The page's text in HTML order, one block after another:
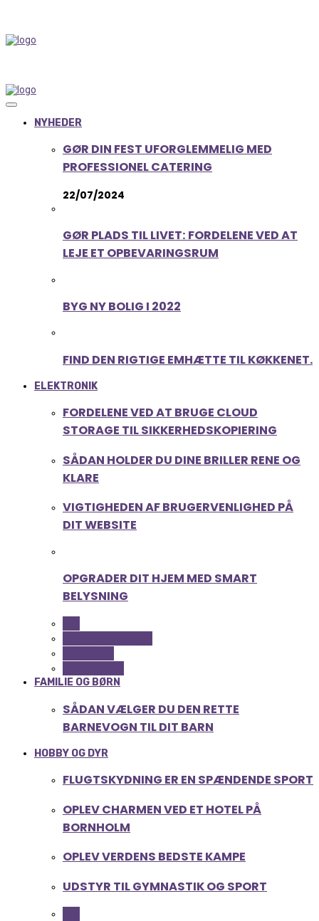
NYHEDER
GØR DIN FEST UFORGLEMMELIG MED
PROFESSIONEL CATERING
22/07/2024
GØR PLADS TIL LIVET: FORDELENE VED AT
LEJE ET OPBEVARINGSRUM
BYG NY BOLIG I 2022
FIND DEN RIGTIGE EMHÆTTE TIL KØKKENET.
ELEKTRONIK
FORDELENE VED AT BRUGE CLOUD
STORAGE TIL SIKKERHEDSKOPIERING
SÅDAN HOLDER DU DINE BRILLER RENE OG
KLARE
VIGTIGHEDEN AF BRUGERVENLIGHED PÅ
DIT WEBSITE
OPGRADER DIT HJEM MED SMART
BELYSNING
FAMILIE OG BØRN
SÅDAN VÆLGER DU DEN RETTE
BARNEVOGN TIL DIT BARN
HOBBY OG DYR
FLUGTSKYDNING ER EN SPÆNDENDE SPORT
OPLEV CHARMEN VED ET HOTEL PÅ
BORNHOLM
OPLEV VERDENS BEDSTE KAMPE
UDSTYR TIL GYMNASTIK OG SPORT